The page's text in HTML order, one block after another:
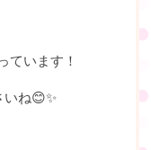
ています！
ね😊✨